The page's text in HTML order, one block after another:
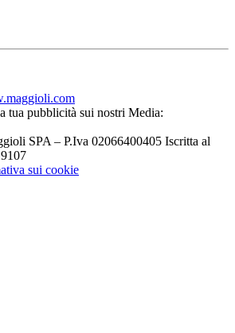
tua pubblicità sui nostri Media:
SPA – P.Iva 02066400405 Iscritta al
sui cookie